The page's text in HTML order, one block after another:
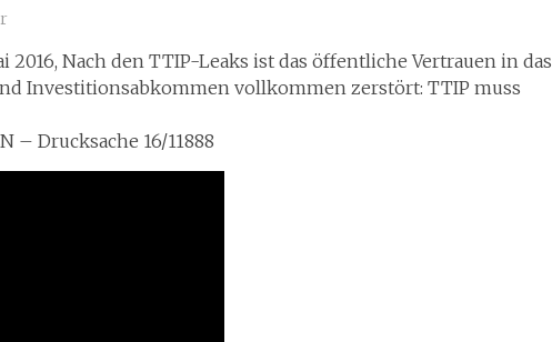
2016, Nach den TTIP-Leaks ist das öffentliche Vertrauen in das
Investitionsabkommen vollkommen zerstört: TTIP muss
– Drucksache 16/11888